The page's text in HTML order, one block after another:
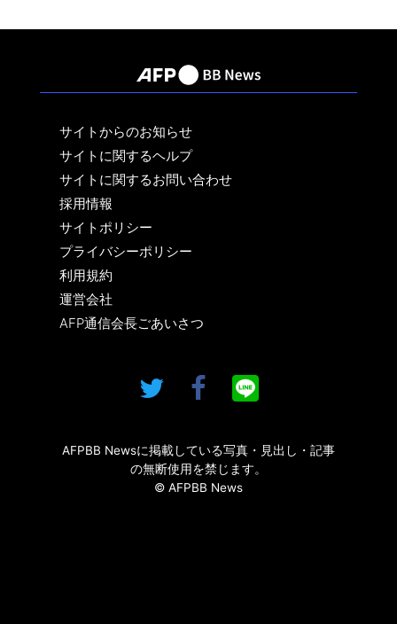
サイトからのお知らせ
サイトに関するヘルプ
サイトに関するお問い合わせ
採用情報
サイトポリシー
プライバシーポリシー
利用規約
運営会社
AFP通信会長ごあいさつ
AFPBB Newsに掲載している写真・見出し・記事
の無断使用を禁じます。
© AFPBB News